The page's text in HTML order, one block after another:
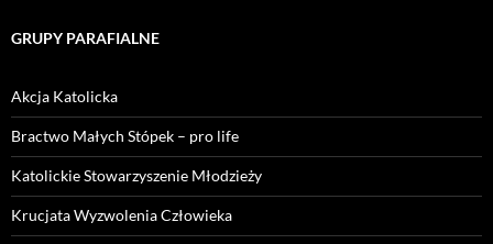
GRUPY PARAFIALNE
Akcja Katolicka
Bractwo Małych Stópek – pro life
Katolickie Stowarzyszenie Młodzieży
Krucjata Wyzwolenia Człowieka